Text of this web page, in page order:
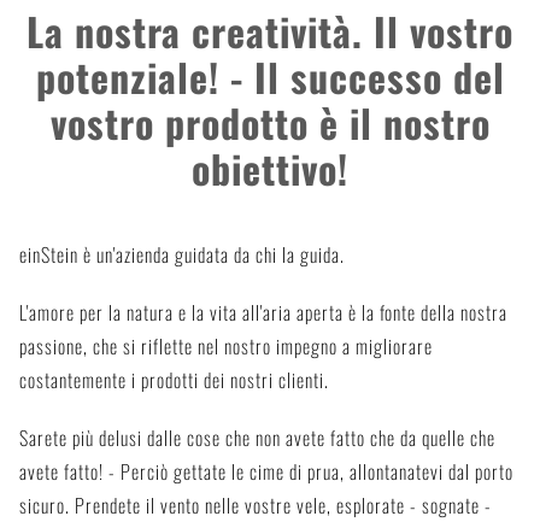
La nostra creatività. Il vostro
potenziale! - Il successo del
vostro prodotto è il nostro
obiettivo!
einStein è un'azienda guidata da chi la guida.
L'amore per la natura e la vita all'aria aperta è la fonte della nostra
passione, che si riflette nel nostro impegno a migliorare
costantemente i prodotti dei nostri clienti.
Sarete più delusi dalle cose che non avete fatto che da quelle che
avete fatto! - Perciò gettate le cime di prua, allontanatevi dal porto
sicuro. Prendete il vento nelle vostre vele, esplorate - sognate -